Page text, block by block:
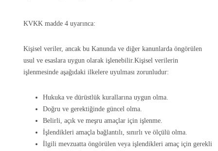
KVKK madde 4 uyarınca:
Kişisel veriler, ancak bu Kanunda ve diğer kanunlarda öngörülen
usul ve esaslara uygun olarak işlenebilir.Kişisel verilerin
işlenmesinde aşağıdaki ilkelere uyulması zorunludur:
Hukuka ve dürüstlük kurallarına uygun olma.
Doğru ve gerektiğinde güncel olma.
Belirli, açık ve meşru amaçlar için işlenme.
İşlendikleri amaçla bağlantılı, sınırlı ve ölçülü olma.
İlgili mevzuatta öngörülen veya işlendikleri amaç için gerekli